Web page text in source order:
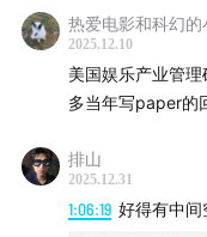
网飞一家独大，负
好莱坞并购的
垂直垄断的合理性
科技巨头的交叉补
逻辑二：寻找更
热爱电影和科幻的
2025.12.10
美国娱乐产业管
多当年写paper的
排山
2025.12.31
1:06:19 好得有中间